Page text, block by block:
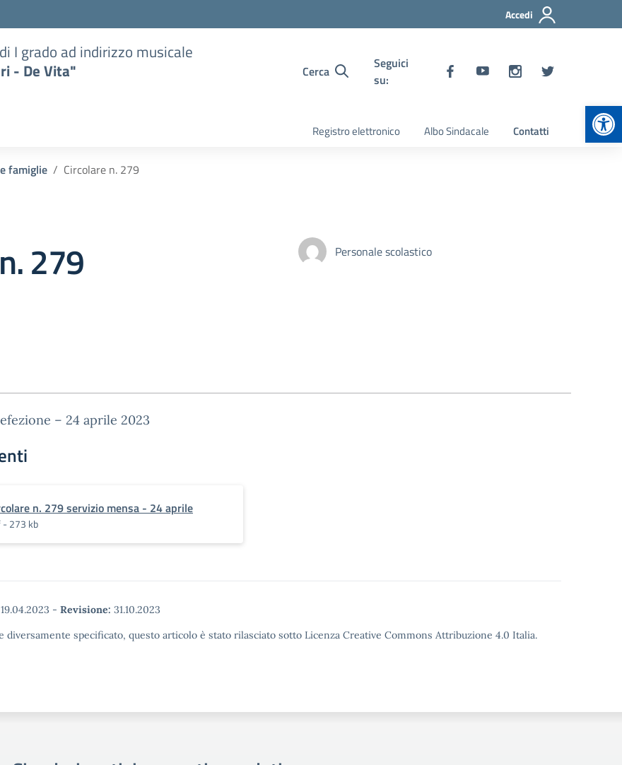
Accedi
I grado ad indirizzo musicale
- De Vita"
Cerca
Seguici
su:
Registro elettronico Albo Sindacale Contatti
famiglie Circolare n. 279
279 Personale scolastico
– 24 aprile 2023
n. 279 servizio mensa - 24 aprile
- 273 kb
19.04.2023 - Revisione: 31.10.2023
diversamente specificato, questo articolo è stato rilasciato sotto Licenza Creative Commons Attribuzione 4.0 Italia.